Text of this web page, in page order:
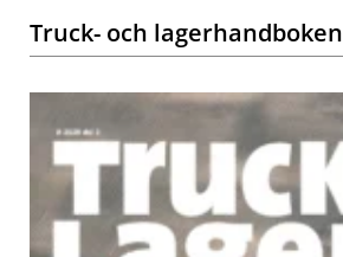
Truck- och lagerhandboken